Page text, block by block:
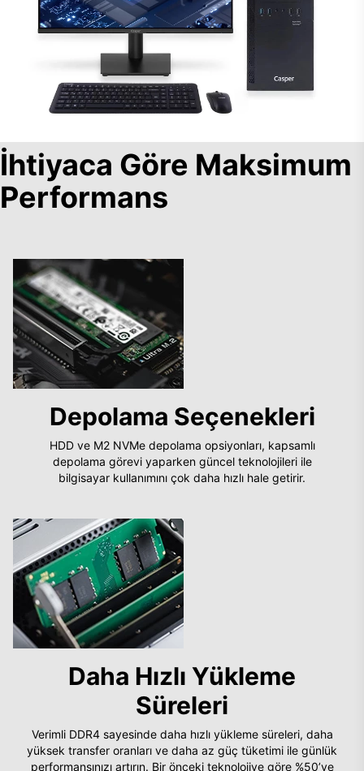
İhtiyaca Göre Maksimum
Performans
Depolama Seçenekleri
HDD ve M2 NVMe depolama opsiyonları, kapsamlı
depolama görevi yaparken güncel teknolojileri ile
bilgisayar kullanımını çok daha hızlı hale getirir.
Daha Hızlı Yükleme
Süreleri
Verimli DDR4 sayesinde daha hızlı yükleme süreleri, daha
yüksek transfer oranları ve daha az güç tüketimi ile günlük
performansınızı artırın. Bir önceki teknolojiye göre %50’ye